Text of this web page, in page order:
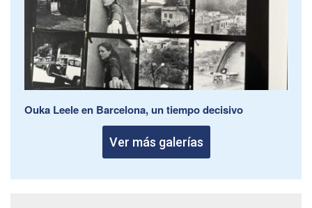
Ouka Leele en Barcelona, un tiempo decisivo
Ver más galerías